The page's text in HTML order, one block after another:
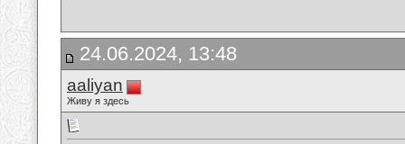
24.06.2024, 13:48
aaliyan
Живу я здесь